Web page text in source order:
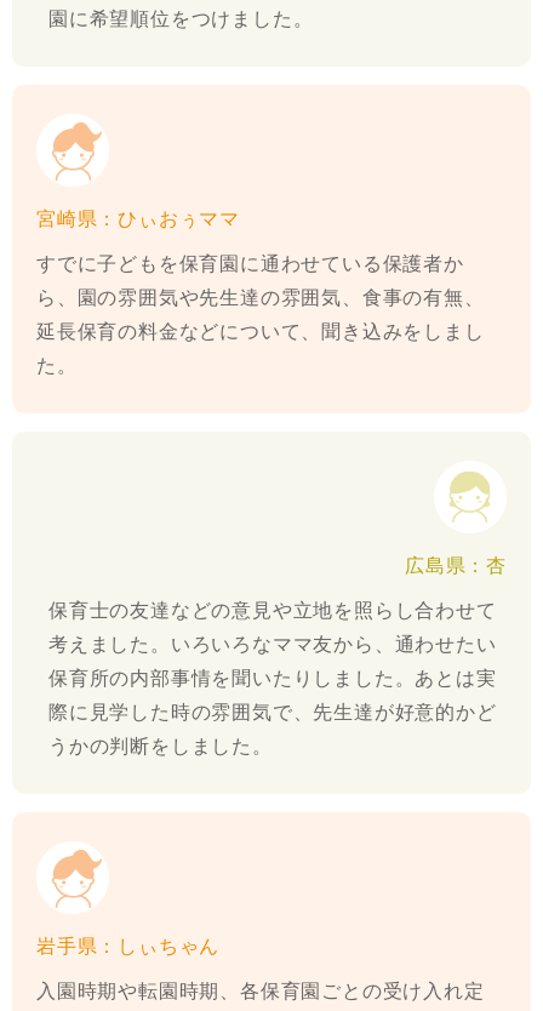
園に希望順位をつけました。
宮崎県：ひぃおぅママ
すでに子どもを保育園に通わせている保護者か
ら、園の雰囲気や先生達の雰囲気、食事の有無、
延長保育の料金などについて、聞き込みをしまし
た。
広島県：杏
保育士の友達などの意見や立地を照らし合わせて
考えました。いろいろなママ友から、通わせたい
保育所の内部事情を聞いたりしました。あとは実
際に見学した時の雰囲気で、先生達が好意的かど
うかの判断をしました。
岩手県：しぃちゃん
入園時期や転園時期、各保育園ごとの受け入れ定